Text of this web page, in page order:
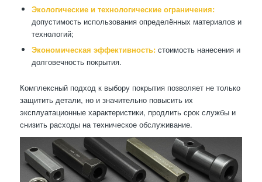
Экологические и технологические ограничения:
допустимость использования определённых материалов и
технологий;
Экономическая эффективность:стоимость нанесения и
долговечность покрытия.
Комплексный подход к выбору покрытия позволяет не только
защитить детали, но и значительно повысить их
эксплуатационные характеристики, продлить срок службы и
снизить расходы на техническое обслуживание.